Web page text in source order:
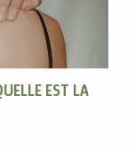
EST LA